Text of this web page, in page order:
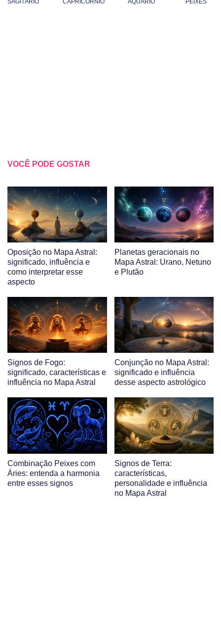
VOCÊ PODE GOSTAR
Oposição no Mapa Astral:
significado, influência e
como interpretar esse
aspecto
Planetas geracionais no
Mapa Astral: Urano, Netuno
e Plutão
Signos de Fogo:
significado, características e
influência no Mapa Astral
Conjunção no Mapa Astral:
significado e influência
desse aspecto astrológico
Combinação Peixes com
Áries: entenda a harmonia
entre esses signos
Signos de Terra:
características,
personalidade e influência
no Mapa Astral